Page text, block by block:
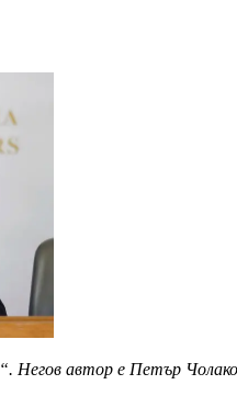
“. Негов автор е Петър